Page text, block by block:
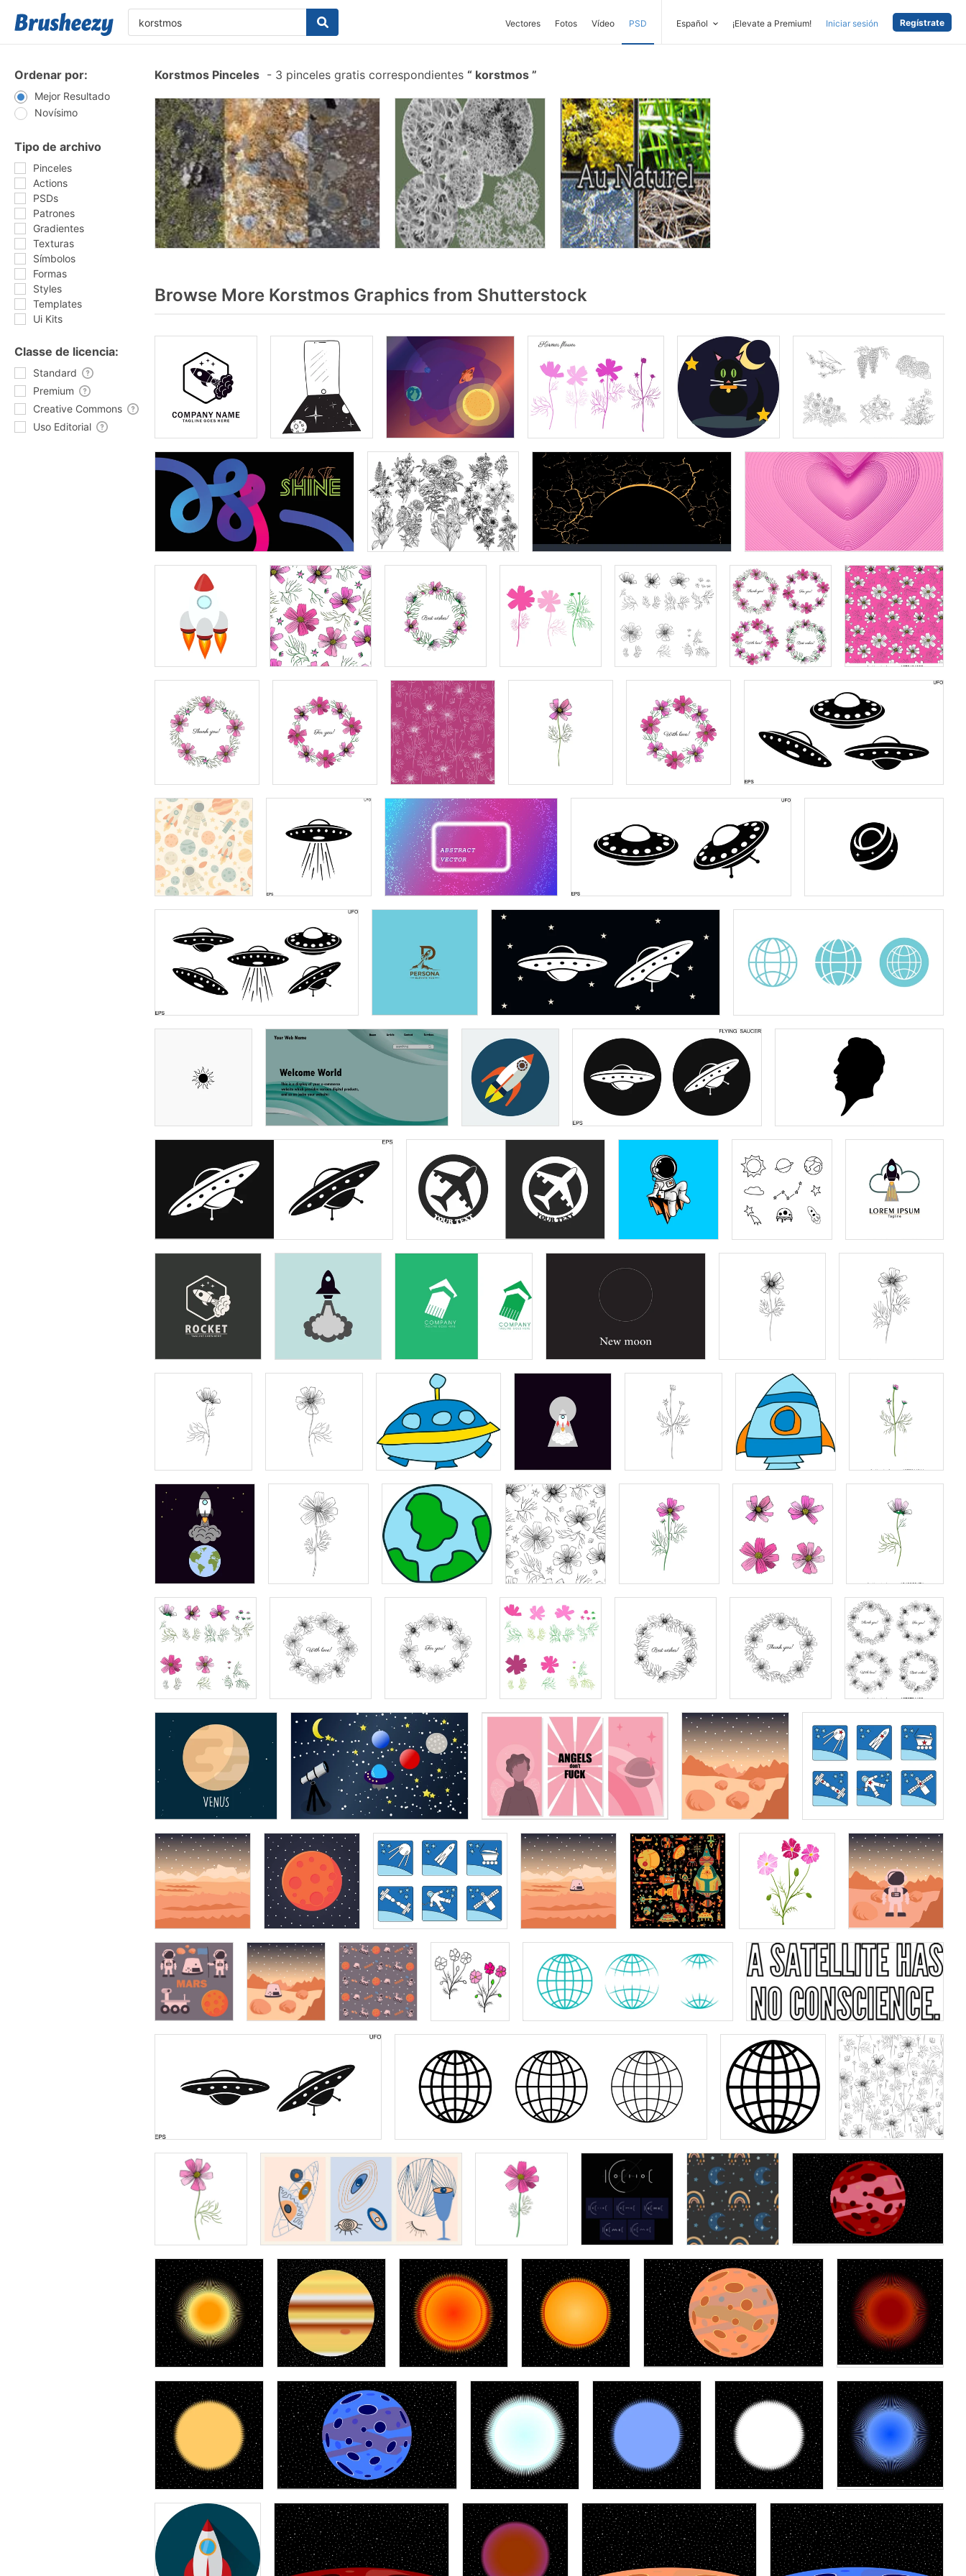
Vectores Fotos Vídeo PSD Español ¡Elevate a Premium! Iniciar sesión Regístrate
Ordenar por:
Mejor Resultado
Novísimo
Tipo de archivo
Pinceles
Actions
PSDs
Patrones
Gradientes
Texturas
Símbolos
Formas
Styles
Templates
Ui Kits
Classe de licencia:
Standard
Premium
Creative Commons
Uso Editorial
Korstmos Pinceles - 3 pinceles gratis correspondientes korstmos
Browse More Korstmos Graphics from Shutterstock